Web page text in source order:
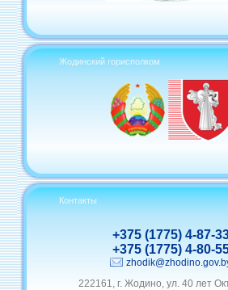
Жодинский горисполком
Контакты
+375 (1775) 4-87-
+375 (1775) 4-80-
222161, г. Жодино, ул. 40 лет